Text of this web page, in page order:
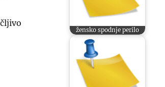
žensko spodnje perilo